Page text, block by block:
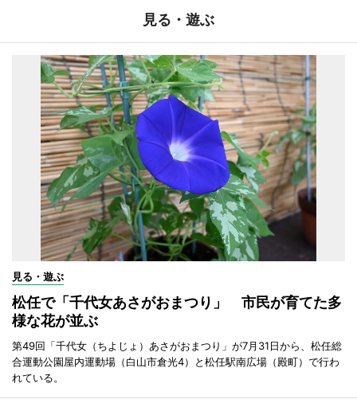
見る・遊ぶ
見る・遊ぶ
松任で「千代女あさがおまつり」 市民が育てた多
様な花が並ぶ
第49回「千代女（ちよじょ）あさがおまつり」が7月31日から、松任総
合運動公園屋内運動場（白山市倉光4）と松任駅南広場（殿町）で行わ
れている。